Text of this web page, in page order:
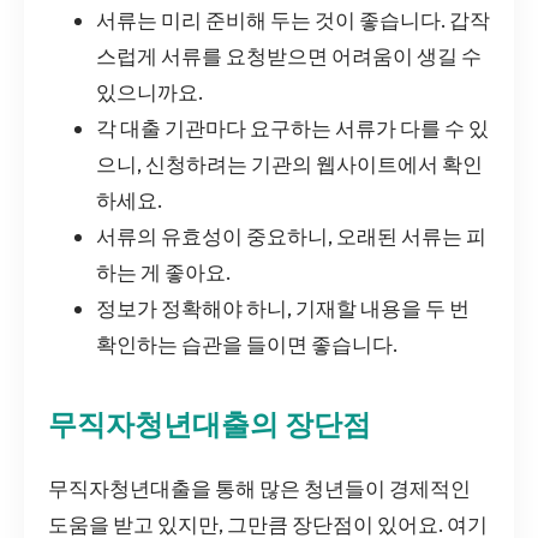
서류는 미리 준비해 두는 것이 좋습니다. 갑작
스럽게 서류를 요청받으면 어려움이 생길 수
있으니까요.
각 대출 기관마다 요구하는 서류가 다를 수 있
으니, 신청하려는 기관의 웹사이트에서 확인
하세요.
서류의 유효성이 중요하니, 오래된 서류는 피
하는 게 좋아요.
정보가 정확해야 하니, 기재할 내용을 두 번
확인하는 습관을 들이면 좋습니다.
무직자청년대출의 장단점
무직자청년대출을 통해 많은 청년들이 경제적인
도움을 받고 있지만, 그만큼 장단점이 있어요. 여기